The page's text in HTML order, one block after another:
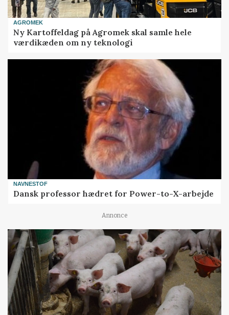
AGROMEK
Ny Kartoffeldag på Agromek skal samle hele
værdikæden om ny teknologi
NAVNESTOF
Dansk professor hædret for Power-to-X-arbejde
Annonce